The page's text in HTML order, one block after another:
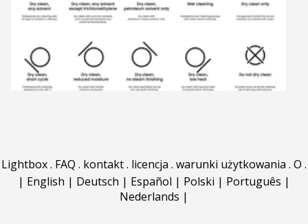
Lightbox. FAQ . kontakt. licencja . warunki użytkowania . O .
| English | Deutsch | Español | Polski | Português |
Nederlands |